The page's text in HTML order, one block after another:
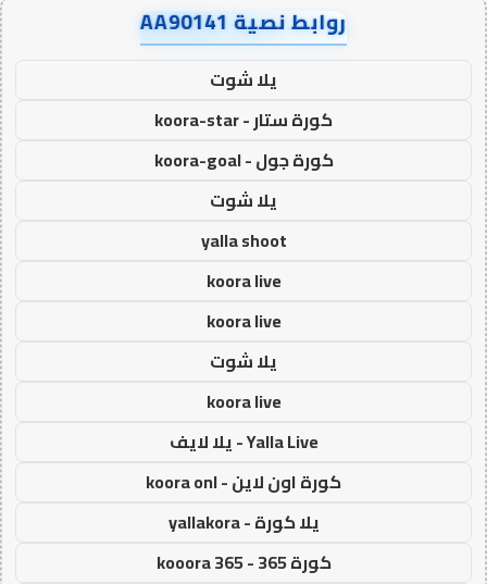
روابط نصية AA90141
يلا شوت
كورة ستار - koora-star
كورة جول - koora-goal
يلا شوت
yalla shoot
koora live
koora live
يلا شوت
koora live
Yalla Live - يلا لايف
كورة اون لاين - koora onl
يلا كورة - yallakora
كورة 365 - kooora 365